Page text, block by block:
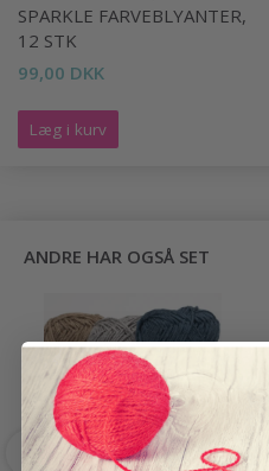
SPARKLE FARVEBLYANTER,
12 STK
99,00 DKK
Læg i kurv
ANDRE HAR OGSÅ SET